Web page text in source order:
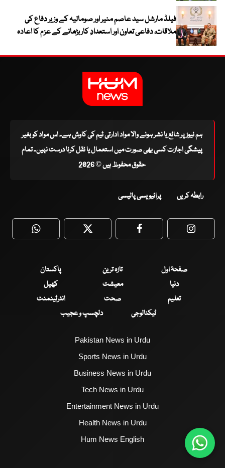
فیلڈ مارشل سید عاصم منیر اور صومالیہ کے وزیر دفاع کی
ملاقات، دفاعی تعاون اور استعدادِ کار بڑھانے کے عزم کا اعادہ
ہم نیوز پر شائع یا نشر ہونے والا مواد ادارتی ٹیم کی کاوش ہے۔ اس مواد کو بغیر
پیشگی اجازت کسی بھی صورت میں استعمال یا نقل کرنا درست نہیں۔ تمام
حقوق محفوظ ہیں © 2026
رابطہ کریں پرائیویسی پالیسی
WhatsApp Twitter Facebook
صفحۂ اول تازہ ترین
پاکستان
دنیا
معیشت
کھیل
تعلیم
صحت
انٹرٹینمنٹ
ٹیکنالوجی
دلچسپ و عجیب
Pakistan News in Urdu
Sports News in Urdu
Business News in Urdu
Tech News in Urdu
Entertainment News in Urdu
Health News in Urdu
Hum News English